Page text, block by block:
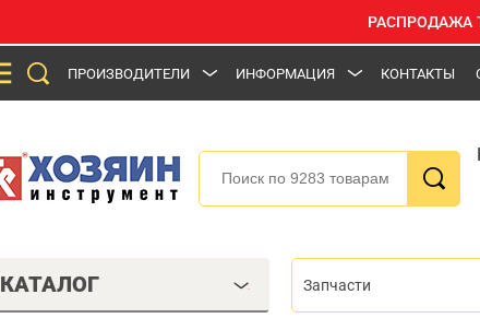
РАСПРОДАЖА
ПРОИЗВОДИТЕЛИ ИНФОРМАЦИЯ КОНТАКТЫ
КАТАЛОГ Запчасти